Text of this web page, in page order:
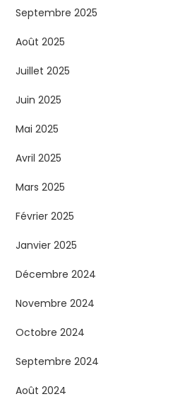
Septembre 2025
Août 2025
Juillet 2025
Juin 2025
Mai 2025
Avril 2025
Mars 2025
Février 2025
Janvier 2025
Décembre 2024
Novembre 2024
Octobre 2024
Septembre 2024
Août 2024